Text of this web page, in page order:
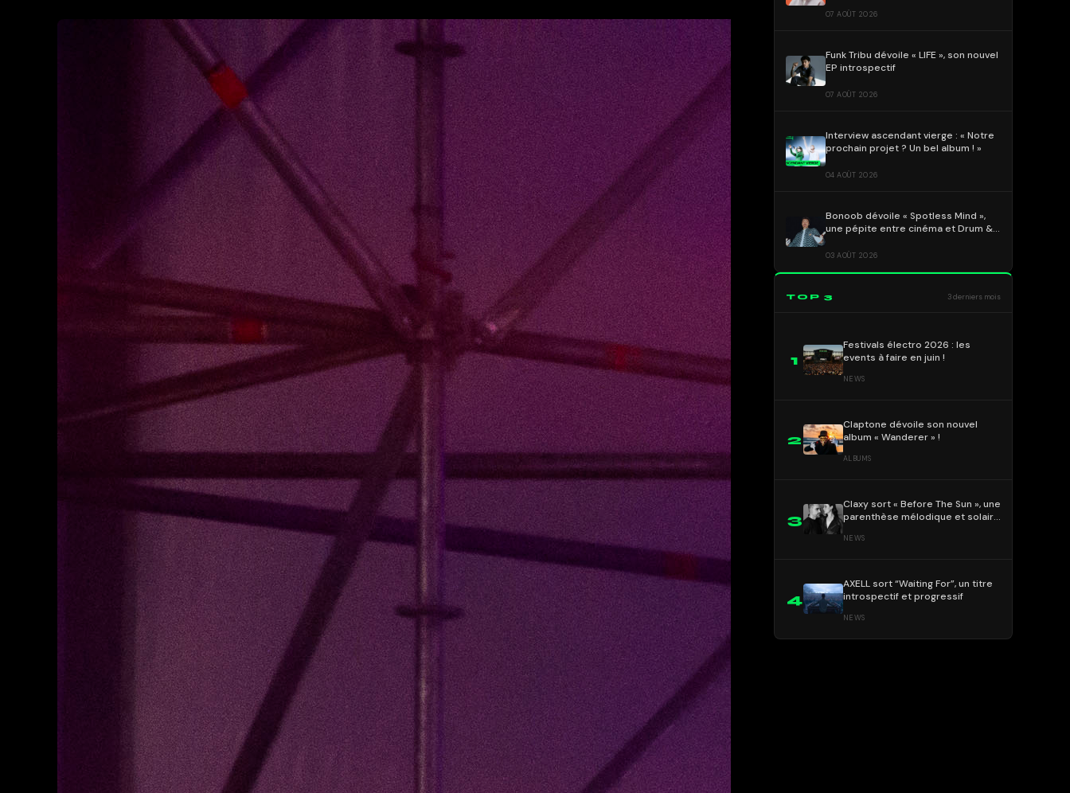
07 AOÛT 2026
Funk Tribu dévoile « LIFE », son nouvel
EP introspectif
07 AOÛT 2026
Interview ascendant vierge : « Notre
prochain projet ? Un bel album ! »
04 AOÛT 2026
Bonoob dévoile « Spotless Mind »,
une pépite entre cinéma et Drum &
03 AOÛT 2026
TOP 3 3 derniers mois
1
Festivals électro 2026 : les
events à faire en juin !
NEWS
2
Claptone dévoile son nouvel
album « Wanderer » !
ALBUMS
3
Claxy sort « Before The Sun », une
parenthèse mélodique et solaire
NEWS
4
AXELL sort “Waiting For”, un titre
introspectif et progressif
NEWS